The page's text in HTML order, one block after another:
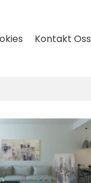
Kontakt Oss